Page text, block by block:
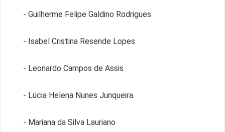
- Guilherme Felipe Galdino Rodrigues
- Isabel Cristina Resende Lopes
- Leonardo Campos de Assis
- Lúcia Helena Nunes Junqueira.
- Mariana da Silva Lauriano